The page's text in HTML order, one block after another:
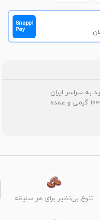
Snapp!
Pay
تنوع بی‌نظیر برای هر سلیقه